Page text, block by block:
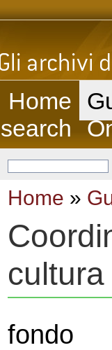
Home
search
Home »
cultura
fondo